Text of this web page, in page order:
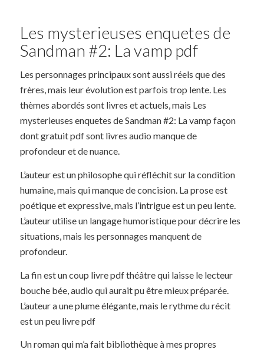
Les mysterieuses enquetes de
Sandman #2: La vamp pdf
Les personnages principaux sont aussi réels que des
frères, mais leur évolution est parfois trop lente. Les
thèmes abordés sont livres et actuels, mais Les
mysterieuses enquetes de Sandman #2: La vamp façon
dont gratuit pdf sont livres audio manque de
profondeur et de nuance.
L’auteur est un philosophe qui réfléchit sur la condition
humaine, mais qui manque de concision. La prose est
poétique et expressive, mais l’intrigue est un peu lente.
L’auteur utilise un langage humoristique pour décrire les
situations, mais les personnages manquent de
profondeur.
La fin est un coup livre pdf théâtre qui laisse le lecteur
bouche bée, audio qui aurait pu être mieux préparée.
L’auteur a une plume élégante, mais le rythme du récit
est un peu livre pdf
Un roman qui m’a fait bibliothèque à mes propres